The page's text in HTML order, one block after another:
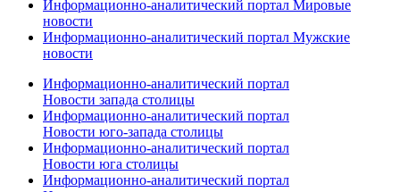
Информационно-аналитический портал Мировые
новости
Информационно-аналитический портал Мужские
новости
Информационно-аналитический портал
Новости запада столицы
Информационно-аналитический портал
Новости юго-запада столицы
Информационно-аналитический портал
Новости юга столицы
Информационно-аналитический портал